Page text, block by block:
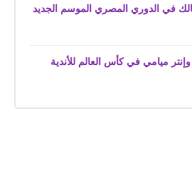
في الدوري المصري الموسم الجديد
ميامي في كأس العالم للأندية